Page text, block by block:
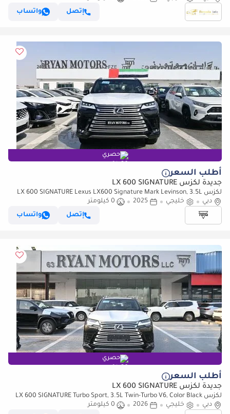
إتصل
واتساب
حصري
أطلب السعر
جديدة لكزس LX 600 SIGNATURE
لكزس LX 600 SIGNATURE Lexus LX600 Signature Mark Levinson, 3.5L
Twin-Turbo V6, Petrol, Model 2025 Color Black
دبي خليجي 2025
0 كيلومتر
إتصل
واتساب
حصري
أطلب السعر
جديدة لكزس LX 600 SIGNATURE
لكزس LX 600 SIGNATURE Turbo Sport, 3.5L Twin-Turbo V6, Color Black
دبي
خليجي 2026
0 كيلومتر